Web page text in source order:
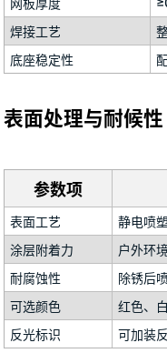
焊接工艺
底座稳定性
表面处理与耐候性
参数项
表面工艺
静电喷
涂层附着力
户外环
耐腐蚀性
除锈后
可选颜色
红色、
反光标识
可加装